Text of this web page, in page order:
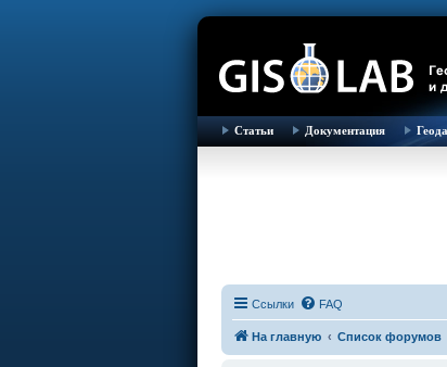
Статьи Документация
Ссылки FAQ
На главную Список форумов